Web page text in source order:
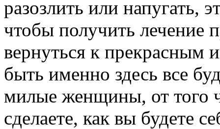
разозлить или напугать,
чтобы получить лечение
вернуться к
быть именно здесь все
милые женщины, от того
сделаете, как вы будете